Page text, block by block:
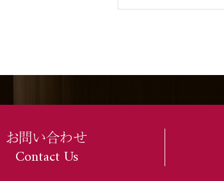
お問い合わせ
Contact Us